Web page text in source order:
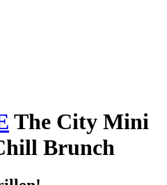
The City Mini
Brunch